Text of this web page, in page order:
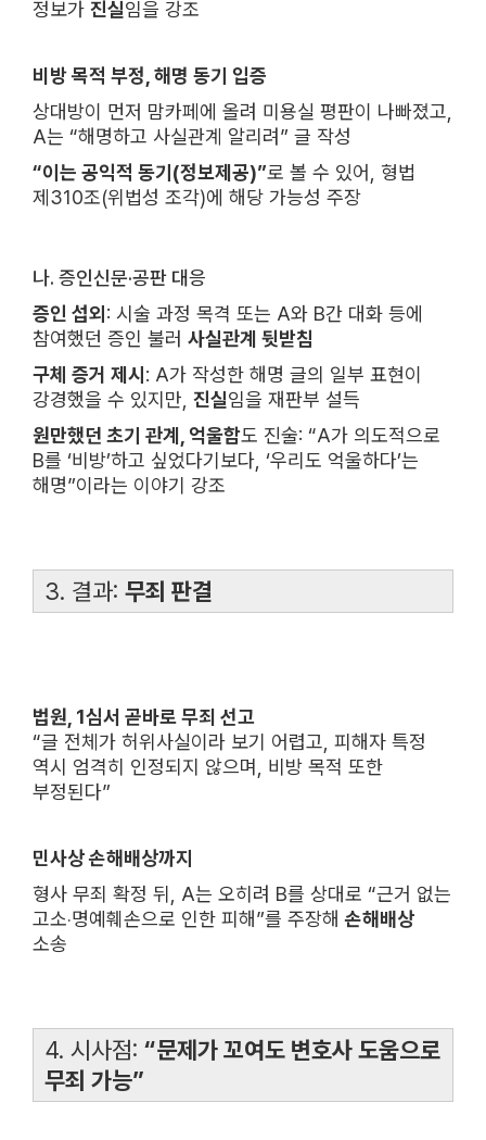
정보가 진실임을 강조
비방 목적 부정, 해명 동기 입증
상대방이 먼저 맘카페에 올려 미용실 평판이 나빠졌고,
A는 “해명하고 사실관계 알리려” 글 작성
“이는 공익적 동기(정보제공)”로 볼 수 있어, 형법
제310조(위법성 조각)에 해당 가능성 주장
나. 증인신문·공판 대응
증인 섭외 : 시술 과정 목격 또는 A와 B간 대화 등에
참여했던 증인 불러 사실관계 뒷받침
구체 증거 제시 : A가 작성한 해명 글의 일부 표현이
강경했을 수 있지만, 진실임을 재판부 설득
원만했던 초기 관계, 억울함도 진술: “A가 의도적으로
B를 ‘비방’하고 싶었다기보다, ‘우리도 억울하다’는
해명”이라는 이야기 강조
3. 결과: 무죄 판결
법원, 1심서 곧바로 무죄 선고
“글 전체가 허위사실이라 보기 어렵고, 피해자 특정
역시 엄격히 인정되지 않으며, 비방 목적 또한
부정된다”
민사상 손해배상까지
형사 무죄 확정 뒤, A는 오히려 B를 상대로 “근거 없는
고소‧명예훼손으로 인한 피해”를 주장해손해배상
소송
4. 시사점: “문제가 꼬여도 변호사 도움으로
무죄 가능”